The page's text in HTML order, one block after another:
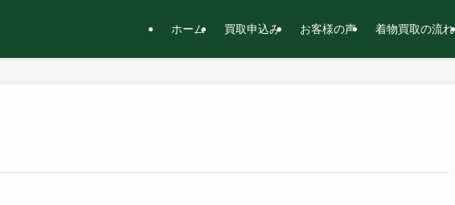
ホーム 買取申込み お客様の声 着物買取の流れ